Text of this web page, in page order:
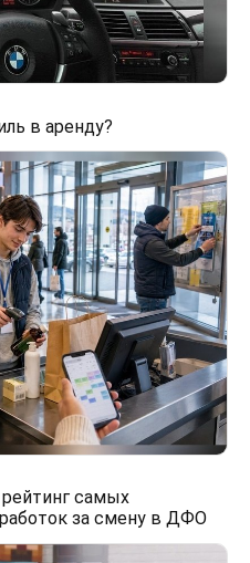
в аренду?
самых
за смену в ДФО